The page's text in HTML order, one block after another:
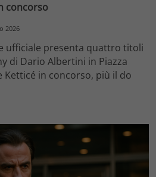
concorso
2026
ufficiale presenta quattro titoli
di Dario Albertini in Piazza
Ketticé in concorso, più il do